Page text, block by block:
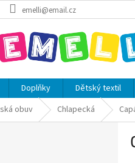
emelli@email.cz
Doplňky Dětský textil
obuv Chlapecká